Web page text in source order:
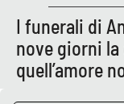
Lactv.it
Laconair.it
Lacitymag.it
I funerali di
nove giorni
quell’amore